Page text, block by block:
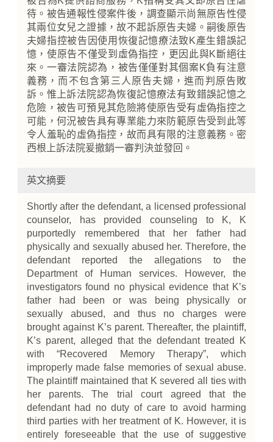
待。被告通報性侵案件後，調查顯示尚無原告性侵
其兩位女兒之證據，故不起訴原告夫婦。嗣後原告
夫婦指控被告因使用恢復記憶療法致K產生錯誤記
憶，使原告不僅受到虛偽指控，更因此與K斷絕往
來。一審法院認為，被告僅僅對其個案K負有注意
義務，而不包含第三人原告夫婦，進而判原告敗
訴。惟上訴法院認為恢復記憶療法有致錯誤記憶之
危險，被告可預見其危險將使原告受有虛偽指控之
可能，何況被告具有專業能力來防範原告受到此等
令人羞恥的虛偽指控，故而具有限的注意義務。密
西根上訴法院爰撤銷一審判決並發回。
英文摘要
Shortly after the defendant, a licensed professional
counselor, has provided counseling to K, K
purportedly remembered that her father had
physically and sexually abused her. Therefore, the
defendant reported the allegations to the
Department of Human services. However, the
investigators found no physical evidence that K’s
father had been or was being physically or
sexually abused, and thus no charges were
brought against K’s parent. Thereafter, the plaintiff,
K’s parent, alleged that the defendant treated K
with “Recovered Memory Therapy”, which
improperly made false memories of sexual abuse.
The plaintiff maintained that K severed all ties with
her parents. The trial court agreed that the
defendant had no duty of care to avoid harming
third parties with her treatment of K. However, it is
entirely foreseeable that the use of suggestive